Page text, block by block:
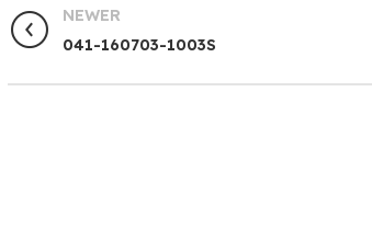
NEWER
041-160703-1003S